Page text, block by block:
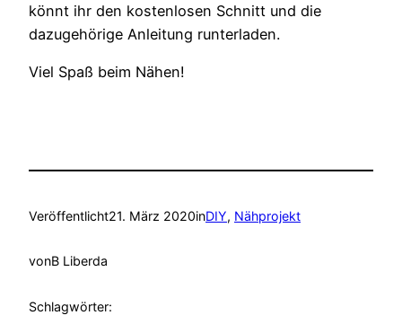
könnt ihr den kostenlosen Schnitt und die
dazugehörige Anleitung runterladen.
Viel Spaß beim Nähen!
Veröffentlicht21. März 2020inDIY, Nähprojekt
vonB Liberda
Schlagwörter: